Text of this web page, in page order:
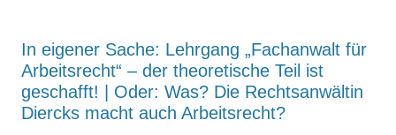
In eigener Sache: Lehrgang „Fachanwalt für
Arbeitsrecht“ – der theoretische Teil ist
geschafft! | Oder: Was? Die Rechtsanwältin
Diercks macht auch Arbeitsrecht?